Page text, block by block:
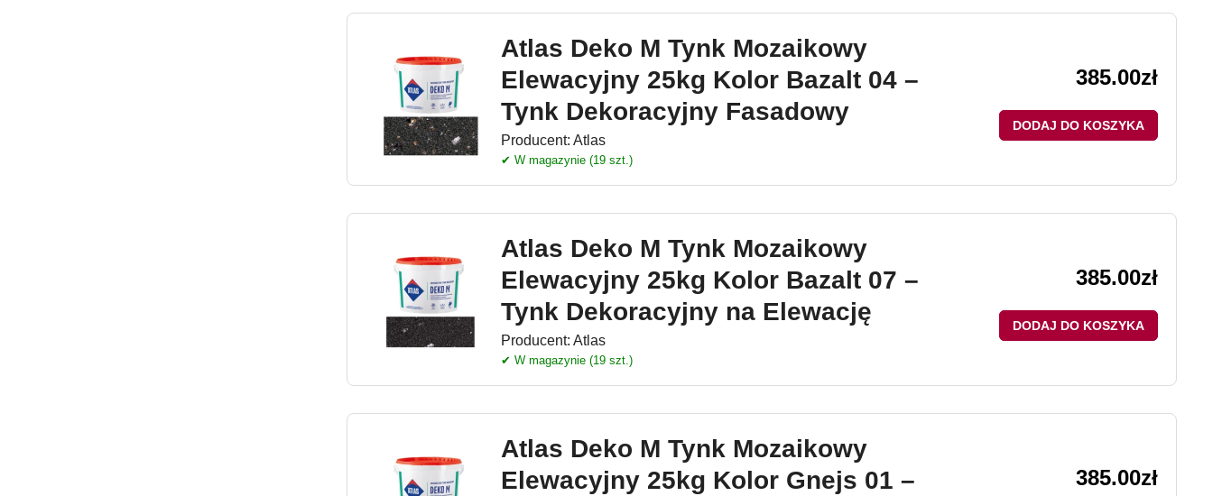
Atlas Deko M Tynk Mozaikowy
Elewacyjny 25kg Kolor Bazalt 04 –
Tynk Dekoracyjny Fasadowy
Producent: Atlas
✔ W magazynie (19 szt.)
385.00zł
DODAJ DO KOSZYKA
Atlas Deko M Tynk Mozaikowy
Elewacyjny 25kg Kolor Bazalt 07 –
Tynk Dekoracyjny na Elewację
Producent: Atlas
✔ W magazynie (19 szt.)
385.00zł
DODAJ DO KOSZYKA
Atlas Deko M Tynk Mozaikowy
Elewacyjny 25kg Kolor Gnejs 01 –
385.00zł